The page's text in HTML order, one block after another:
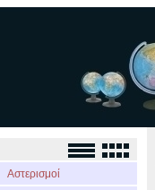
Αστερισμοί